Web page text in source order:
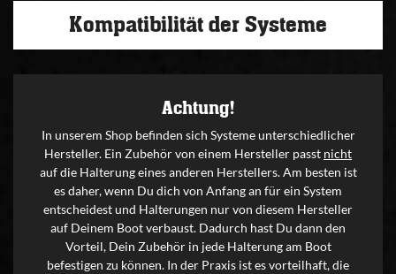
Kompatibilität der Systeme
Achtung!
In unserem Shop befinden sich Systeme unterschiedlicher
Hersteller. Ein Zubehör von einem Hersteller passt nicht
auf die Halterung eines anderen Herstellers. Am besten ist
es daher, wenn Du dich von Anfang an für ein System
entscheidest und Halterungen nur von diesem Hersteller
auf Deinem Boot verbaust. Dadurch hast Du dann den
Vorteil, Dein Zubehör in jede Halterung am Boot
befestigen zu können. In der Praxis ist es vorteilhaft, die